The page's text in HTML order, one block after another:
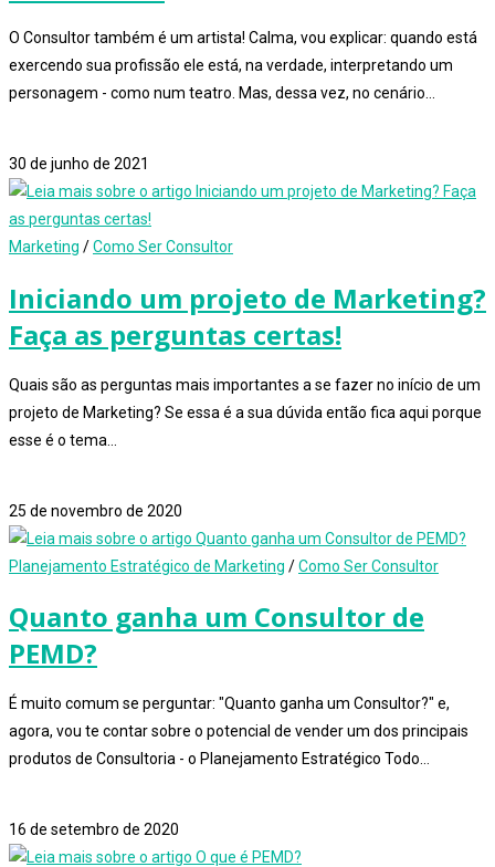
O Consultor também é um artista! Calma, vou explicar: quando está
exercendo sua profissão ele está, na verdade, interpretando um
personagem - como num teatro. Mas, dessa vez, no cenário…
30 de junho de 2021
Marketing /Como Ser Consultor
Iniciando um projeto de Marketing?
Faça as perguntas certas!
Quais são as perguntas mais importantes a se fazer no início de um
projeto de Marketing? Se essa é a sua dúvida então fica aqui porque
esse é o tema…
25 de novembro de 2020
Planejamento Estratégico de Marketing /Como Ser Consultor
Quanto ganha um Consultor de
PEMD?
É muito comum se perguntar: "Quanto ganha um Consultor?" e,
agora, vou te contar sobre o potencial de vender um dos principais
produtos de Consultoria - o Planejamento Estratégico Todo…
16 de setembro de 2020